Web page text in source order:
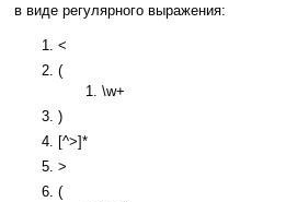
в виде регулярного выражения:
<
(
\w+
)
[^>]*
>
(